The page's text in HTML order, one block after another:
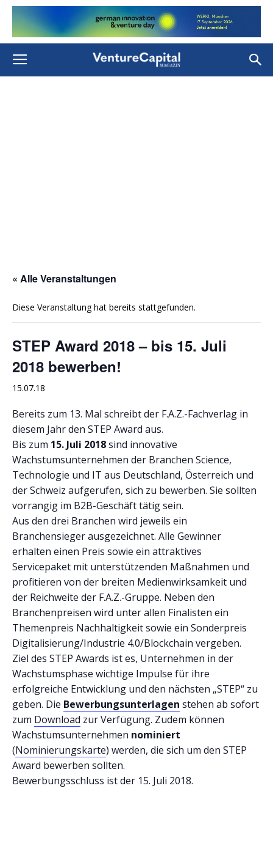
« Alle Veranstaltungen
Diese Veranstaltung hat bereits stattgefunden.
STEP Award 2018 – bis 15. Juli
2018 bewerben!
15.07.18
Bereits zum 13. Mal schreibt der F.A.Z.-Fachverlag in
diesem Jahr den STEP Award aus.
Bis zum 15. Juli 2018sind innovative
Wachstumsunternehmen der Branchen Science,
Technologie und IT aus Deutschland, Österreich und
der Schweiz aufgerufen, sich zu bewerben. Sie sollten
vorrangig im B2B-Geschäft tätig sein.
Aus den drei Branchen wird jeweils ein
Branchensieger ausgezeichnet. Alle Gewinner
erhalten einen Preis sowie ein attraktives
Servicepaket mit unterstützenden Maßnahmen und
profitieren von der breiten Medienwirksamkeit und
der Reichweite der F.A.Z.-Gruppe. Neben den
Branchenpreisen wird unter allen Finalisten ein
Themenpreis Nachhaltigkeit sowie ein Sonderpreis
Digitalisierung/Industrie 4.0/Blockchain vergeben.
Ziel des STEP Awards ist es, Unternehmen in der
Wachstumsphase wichtige Impulse für ihre
erfolgreiche Entwicklung und den nächsten „STEP“ zu
geben. Die Bewerbungsunterlagen stehen ab sofort
zum Download zur Verfügung. Zudem können
Wachstumsunternehmen nominiert
(Nominierungskarte) werden, die sich um den STEP
Award bewerben sollten.
Bewerbungsschluss ist der 15. Juli 2018.